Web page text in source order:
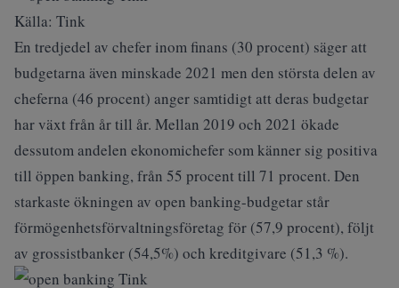
Källa: Tink
En tredjedel av chefer inom finans (30 procent) säger att
budgetarna även minskade 2021 men den största delen av
cheferna (46 procent) anger samtidigt att deras budgetar
har växt från år till år. Mellan 2019 och 2021 ökade
dessutom andelen ekonomichefer som känner sig positiva
till öppen banking, från 55 procent till 71 procent. Den
starkaste ökningen av open banking-budgetar står
förmögenhetsförvaltningsföretag för (57,9 procent), följt
av grossistbanker (54,5%) och kreditgivare (51,3 %).